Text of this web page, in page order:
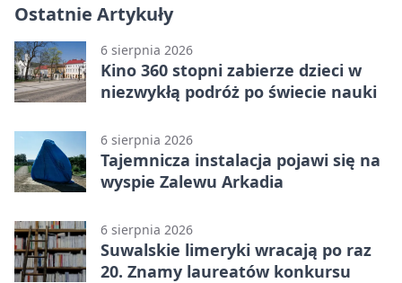
Ostatnie Artykuły
6 sierpnia 2026
Kino 360 stopni zabierze dzieci w
niezwykłą podróż po świecie nauki
6 sierpnia 2026
Tajemnicza instalacja pojawi się na
wyspie Zalewu Arkadia
6 sierpnia 2026
Suwalskie limeryki wracają po raz
20. Znamy laureatów konkursu